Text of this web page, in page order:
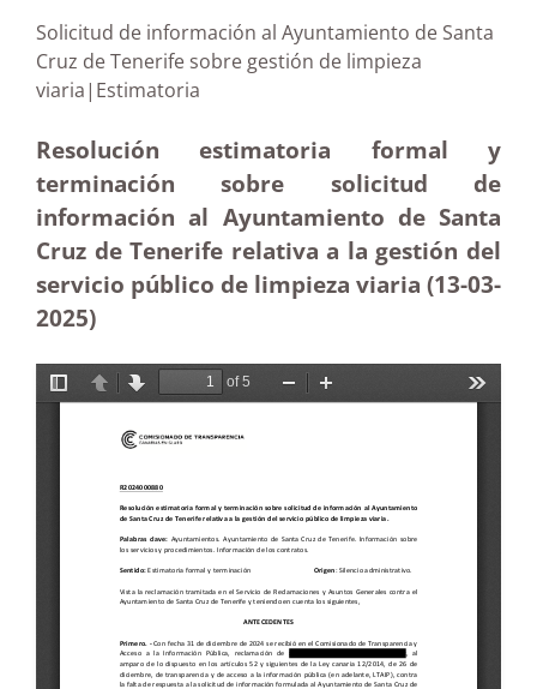
Solicitud de información al Ayuntamiento de Santa
Cruz de Tenerife sobre gestión de limpieza
viaria|Estimatoria
Resolución estimatoria formal y
terminación sobre solicitud de
información al Ayuntamiento de Santa
Cruz de Tenerife relativa a la gestión del
servicio público de limpieza viaria (13-03-
2025)